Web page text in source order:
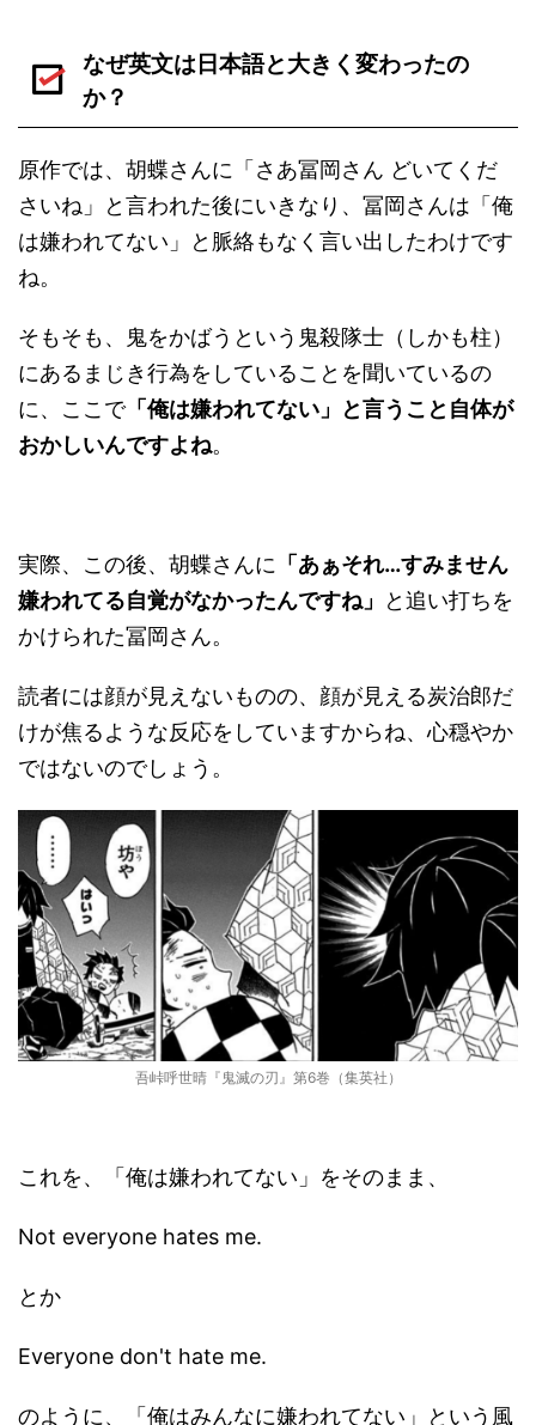
なぜ英文は日本語と大きく変わったの
か？
原作では、胡蝶さんに「さあ冨岡さん どいてくだ
さいね」と言われた後にいきなり、冨岡さんは「俺
は嫌われてない」と脈絡もなく言い出したわけです
ね。
そもそも、鬼をかばうという鬼殺隊士（しかも柱）
にあるまじき行為をしていることを聞いているの
に、ここで「俺は嫌われてない」と言うこと自体が
おかしいんですよね。
実際、この後、胡蝶さんに 「あぁそれ…すみません
嫌われてる自覚がなかったんですね」
と追い打ちを
かけられた冨岡さん。
読者には顔が見えないものの、顔が見える炭治郎だ
けが焦るような反応をしていますからね、心穏やか
ではないのでしょう。
吾峠呼世晴『鬼滅の刃』第6巻（集英社）
これを、「俺は嫌われてない」をそのまま、
Not everyone hates me.
とか
Everyone don't hate me.
のように、「俺はみんなに嫌われてない」という風